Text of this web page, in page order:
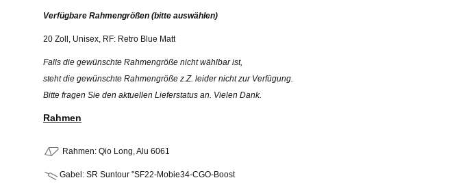
Verfügbare Rahmengrößen (bitte auswählen)
20 Zoll, Unisex, RF: Retro Blue Matt
Falls die gewünschte Rahmengröße nicht wählbar ist,
steht die gewünschte Rahmengröße z.Z. leider nicht zur Verfügung.
Bitte fragen Sie den aktuellen Lieferstatus an. Vielen Dank.
Rahmen
Rahmen: Qio Long, Alu 6061
Gabel: SR Suntour "SF22-Mobie34-CGO-Boost